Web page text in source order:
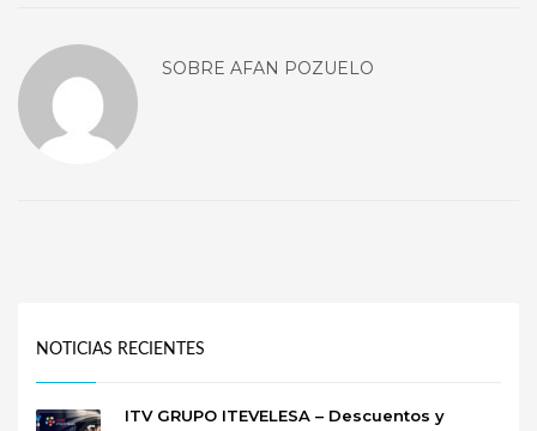
SOBRE AFAN POZUELO
NOTICIAS RECIENTES
ITV GRUPO ITEVELESA – Descuentos y